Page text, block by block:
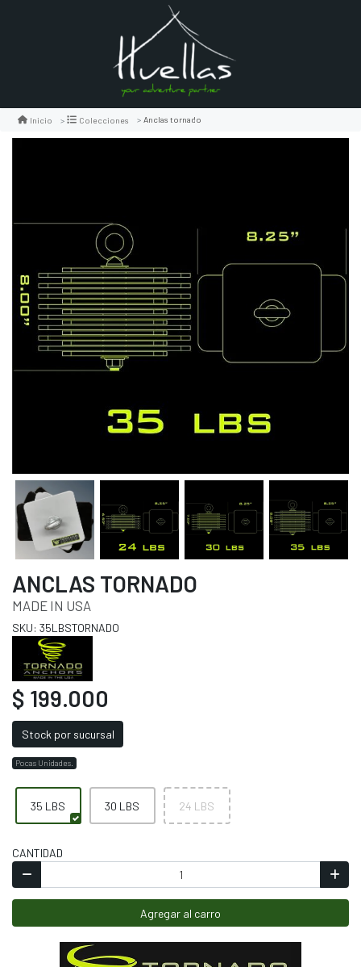
Inicio Colecciones Anclas tornado
ANCLAS TORNADO
MADE IN USA
SKU: 35LBSTORNADO
$ 199.000
Stock por sucursal
Pocas Unidades.
35 LBS 30 LBS 24 LBS
CANTIDAD
Agregar al carro